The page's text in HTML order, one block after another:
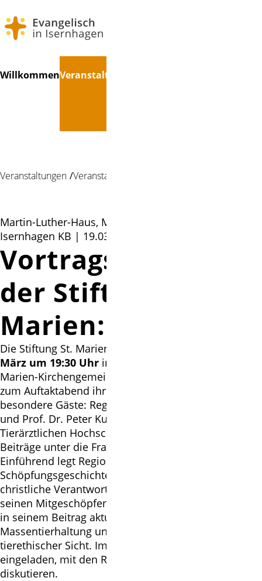
überspringen
WillkommenVeranstaltungen
Veranstaltungen Veranstaltung
Martin-Luther-Haus, Martin-Luther-Weg 3a,
Isernhagen KB | 19.03.2019 19:30
Vortragsreihe 2019
der Stiftung St.
Marien:
Die Stiftung St. Marien Isernhagen empfängt am
März um 19:30 Uhr im Gemeindehaus der St.-
Marien-Kirchengemeinde (Martin-Luther-Weg 3a)
zum Auftaktabend ihrer diesjährigen Seminarreihe
besondere Gäste: Regionalbischöfin Dr. Petra Bahr
und Prof. Dr. Peter Kunzmann, Tierethiker an der
Tierärztlichen Hochschule Hannover, stellen ihre
Beiträge unter die Frage „Haben Tiere (k)eine Seele?“.
Einführend legt Regionalbischöfin Bahr die biblische
Schöpfungsgeschichte aus und erläutert die
christliche Verantwortung des Menschen gegenüber
seinen Mitgeschöpfen. Herr Prof. Kunzmann entfaltet
in seinem Beitrag aktuelle Probleme, wie etwa
Massentierhaltung und Fleisch-Konsum, aus
tierethischer Sicht. Im Anschluss ist das Publikum
eingeladen, mit den Referenten und miteinander zu
diskutieren.